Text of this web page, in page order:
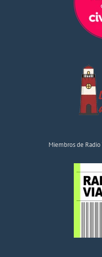
Miembros de